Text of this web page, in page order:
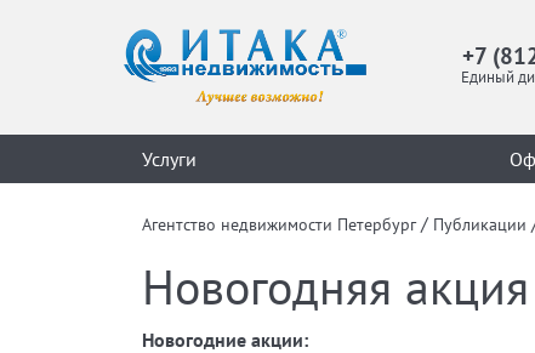
+7
Единый
Услуги
Агентство недвижимости Петербург / Публикации
Новогодняя
Новогодние акции: